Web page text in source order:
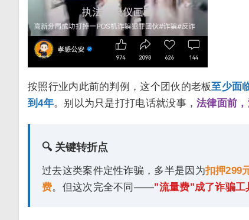
按照行业内此前的判例，这个团伙的老板至少面
到4年。别以为只是打打电话就没事，法律面前
🔍 关键转折点
过去这类案件定性诈骗，多半是因为扣押299
费。但这次完全不同——"流量费"成了诈骗工